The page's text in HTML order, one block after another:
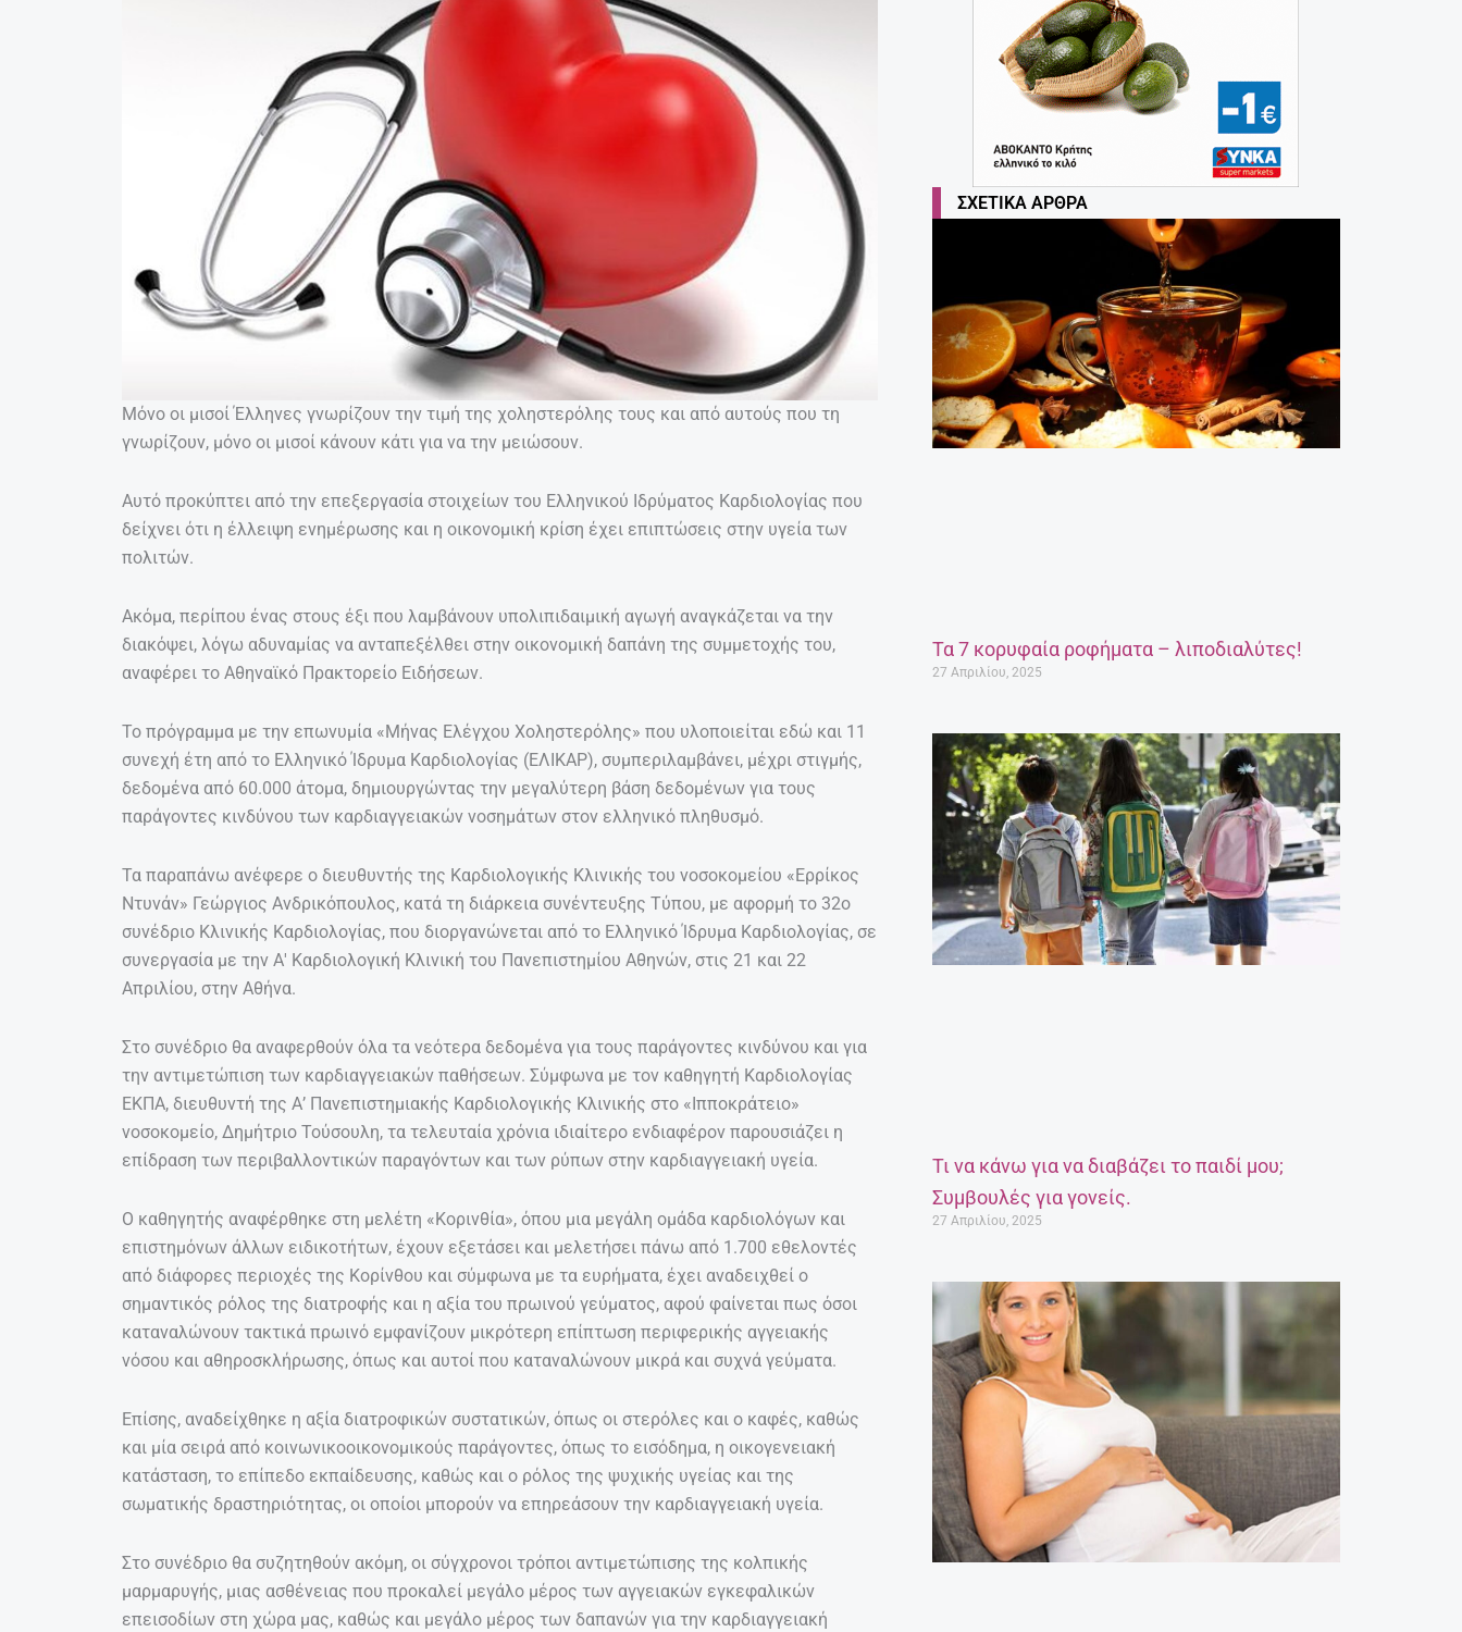
Μόνο οι μισοί Έλληνες γνωρίζουν την τιμή της χοληστερόλης τους και από αυτούς που τη
γνωρίζουν, μόνο οι μισοί κάνουν κάτι για να την μειώσουν.
Αυτό προκύπτει από την επεξεργασία στοιχείων του Ελληνικού Ιδρύματος Καρδιολογίας που
δείχνει ότι η έλλειψη ενημέρωσης και η οικονομική κρίση έχει επιπτώσεις στην υγεία των
πολιτών.
Ακόμα, περίπου ένας στους έξι που λαμβάνουν υπολιπιδαιμική αγωγή αναγκάζεται να την
διακόψει, λόγω αδυναμίας να ανταπεξέλθει στην οικονομική δαπάνη της συμμετοχής του,
αναφέρει το Αθηναϊκό Πρακτορείο Ειδήσεων.
Το πρόγραμμα με την επωνυμία «Μήνας Ελέγχου Χοληστερόλης» που υλοποιείται εδώ και 11
συνεχή έτη από το Ελληνικό Ίδρυμα Καρδιολογίας (ΕΛΙΚΑΡ), συμπεριλαμβάνει, μέχρι στιγμής,
δεδομένα από 60.000 άτομα, δημιουργώντας την μεγαλύτερη βάση δεδομένων για τους
παράγοντες κινδύνου των καρδιαγγειακών νοσημάτων στον ελληνικό πληθυσμό.
Τα παραπάνω ανέφερε ο διευθυντής της Καρδιολογικής Κλινικής του νοσοκομείου «Ερρίκος
Ντυνάν» Γεώργιος Ανδρικόπουλος, κατά τη διάρκεια συνέντευξης Τύπου, με αφορμή το 32ο
συνέδριο Κλινικής Καρδιολογίας, που διοργανώνεται από το Ελληνικό Ίδρυμα Καρδιολογίας, σε
συνεργασία με την Α′ Καρδιολογική Κλινική του Πανεπιστημίου Αθηνών, στις 21 και 22
Απριλίου, στην Αθήνα.
Στο συνέδριο θα αναφερθούν όλα τα νεότερα δεδομένα για τους παράγοντες κινδύνου και για
την αντιμετώπιση των καρδιαγγειακών παθήσεων. Σύμφωνα με τον καθηγητή Καρδιολογίας
ΕΚΠΑ, διευθυντή της Α’ Πανεπιστημιακής Καρδιολογικής Κλινικής στο «Ιπποκράτειο»
νοσοκομείο, Δημήτριο Τούσουλη, τα τελευταία χρόνια ιδιαίτερο ενδιαφέρον παρουσιάζει η
επίδραση των περιβαλλοντικών παραγόντων και των ρύπων στην καρδιαγγειακή υγεία.
Ο καθηγητής αναφέρθηκε στη μελέτη «Κορινθία», όπου μια μεγάλη ομάδα καρδιολόγων και
επιστημόνων άλλων ειδικοτήτων, έχουν εξετάσει και μελετήσει πάνω από 1.700 εθελοντές
από διάφορες περιοχές της Κορίνθου και σύμφωνα με τα ευρήματα, έχει αναδειχθεί ο
σημαντικός ρόλος της διατροφής και η αξία του πρωινού γεύματος, αφού φαίνεται πως όσοι
καταναλώνουν τακτικά πρωινό εμφανίζουν μικρότερη επίπτωση περιφερικής αγγειακής
νόσου και αθηροσκλήρωσης, όπως και αυτοί που καταναλώνουν μικρά και συχνά γεύματα.
Επίσης, αναδείχθηκε η αξία διατροφικών συστατικών, όπως οι στερόλες και ο καφές, καθώς
και μία σειρά από κοινωνικοοικονομικούς παράγοντες, όπως το εισόδημα, η οικογενειακή
κατάσταση, το επίπεδο εκπαίδευσης, καθώς και ο ρόλος της ψυχικής υγείας και της
σωματικής δραστηριότητας, οι οποίοι μπορούν να επηρεάσουν την καρδιαγγειακή υγεία.
Στο συνέδριο θα συζητηθούν ακόμη, οι σύγχρονοι τρόποι αντιμετώπισης της κολπικής
μαρμαρυγής, μιας ασθένειας που προκαλεί μεγάλο μέρος των αγγειακών εγκεφαλικών
επεισοδίων στη χώρα μας, καθώς και μεγάλο μέρος των δαπανών για την καρδιαγγειακή
ΣΧΕΤΙΚΆ ΆΡΘΡΑ
Τα 7 κορυφαία ροφήματα – λιποδιαλύτες!
27 Απριλίου, 2025
Τι να κάνω για να διαβάζει το παιδί μου;
Συμβουλές για γονείς.
27 Απριλίου, 2025